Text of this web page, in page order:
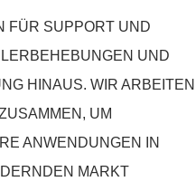
FÜR SUPPORT UND
UND
HINAUS. WIR ARBEITEN
UM
ANWENDUNGEN IN
MARKT